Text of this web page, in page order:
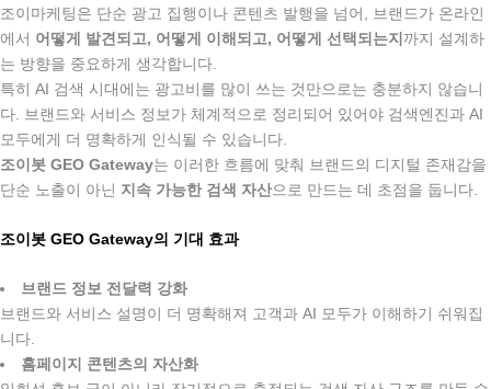
조이마케팅은 단순 광고 집행이나 콘텐츠 발행을 넘어, 브랜드가 온라인
에서 어떻게 발견되고, 어떻게 이해되고, 어떻게 선택되는지 까지 설계하
는 방향을 중요하게 생각합니다.
특히 AI 검색 시대에는 광고비를 많이 쓰는 것만으로는 충분하지 않습니
다. 브랜드와 서비스 정보가 체계적으로 정리되어 있어야 검색엔진과 AI
모두에게 더 명확하게 인식될 수 있습니다.
조이봇 GEO Gateway는 이러한 흐름에 맞춰 브랜드의 디지털 존재감을
단순 노출이 아닌 지속 가능한 검색 자산으로 만드는 데 초점을 둡니다.
조이봇 GEO Gateway의 기대 효과
브랜드 정보 전달력 강화
브랜드와 서비스 설명이 더 명확해져 고객과 AI 모두가 이해하기 쉬워집
니다.
홈페이지 콘텐츠의 자산화